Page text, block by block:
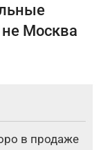
Москва
в продаже